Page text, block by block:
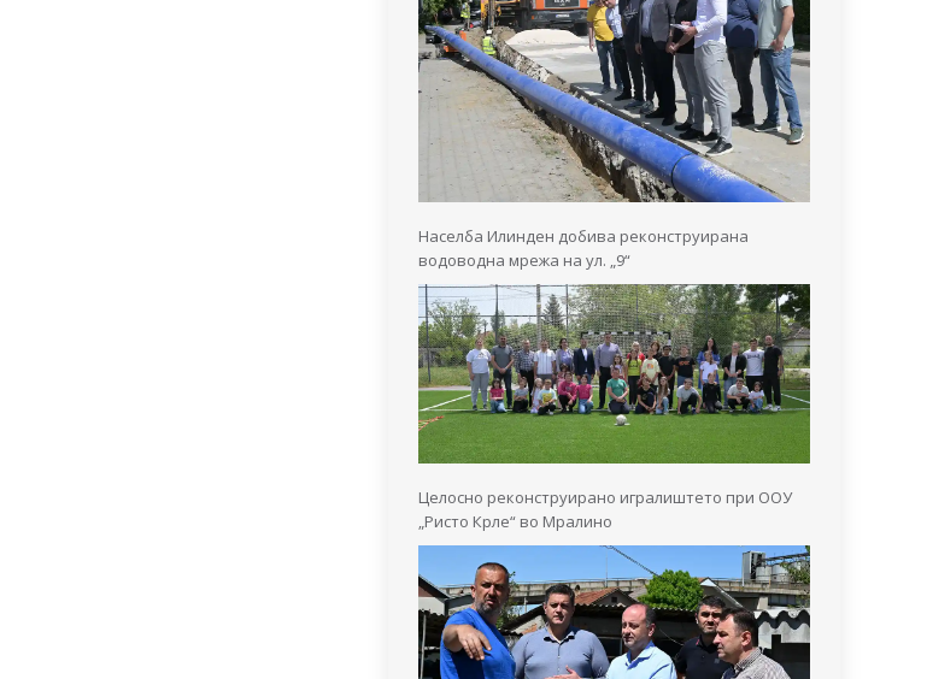
Населба Илинден добива реконструирана
водоводна мрежа на ул. „9“
Целосно реконструирано игралиштето при ООУ
„Ристо Крле“ во Мралино